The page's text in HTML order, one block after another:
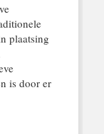
plaatsing
is door er